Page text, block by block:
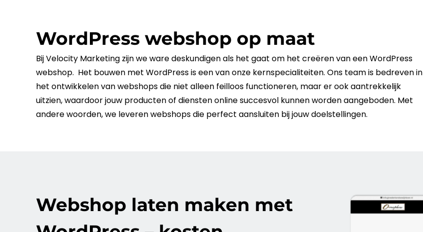
WordPress webshop op maat
Bij Velocity Marketingzijn we ware deskundigen als het gaat om het creëren van eenWordPress
webshop. Het bouwen met WordPressis een van onze kernspecialiteiten. Ons team is bedreven in
het ontwikkelen van webshops die niet alleen feilloos functioneren, maar er ook aantrekkelijk
uitzien, waardoor jouw producten of dienstenonline succesvol kunnen worden aangeboden. Met
andere woorden, we leveren webshops die perfect aansluiten bij jouw doelstellingen.
Webshop laten maken met